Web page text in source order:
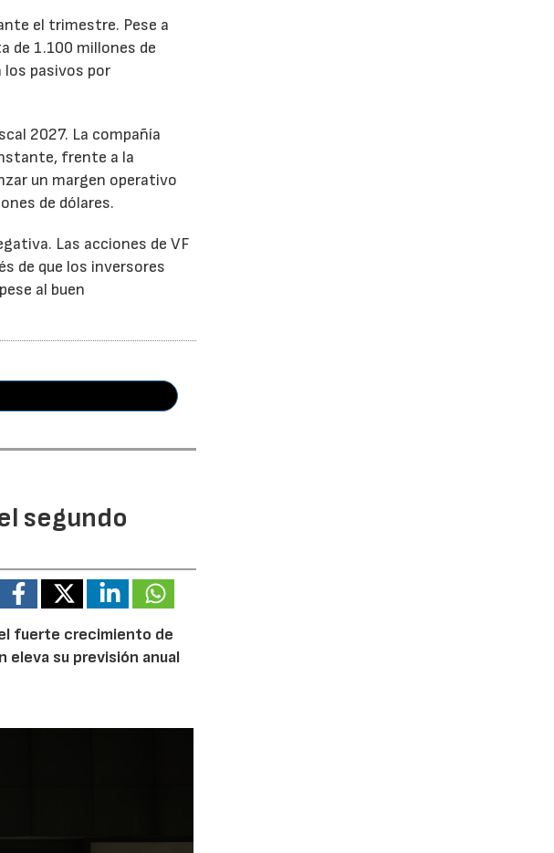
el trimestre. Pese a
de 1.100 millones de
los pasivos por
2027. La compañía
frente a la
un margen operativo
de dólares.
Las acciones de VF
de que los inversores
al buen
segundo
fuerte crecimiento de
eleva su previsión anual